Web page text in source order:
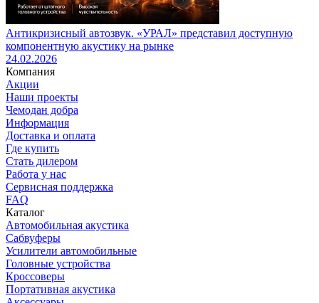
Антикризисный автозвук. «УРАЛ» представил доступную
компонентную акустику на рынке
24.02.2026
Компания
Акции
Наши проекты
Чемодан добра
Информация
Доставка и оплата
Где купить
Стать дилером
Работа у нас
Сервисная поддержка
FAQ
Каталог
Автомобильная акустика
Сабвуферы
Усилители автомобильные
Головные устройства
Кроссоверы
Портативная акустика